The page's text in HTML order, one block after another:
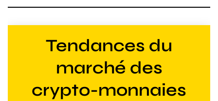
Tendances du
marché des
crypto-monnaies